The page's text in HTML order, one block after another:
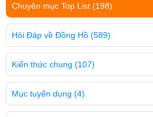
Chuyên mục Top List (198)
Hỏi Đáp về Đồng Hồ (589)
Kiến thức chung (107)
Mục tuyển dụng (4)